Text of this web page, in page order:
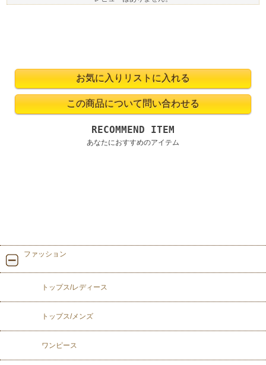
RECOMMEND ITEM
あなたにおすすめのアイテム
ファッション
トップス/レディース
トップス/メンズ
ワンピース